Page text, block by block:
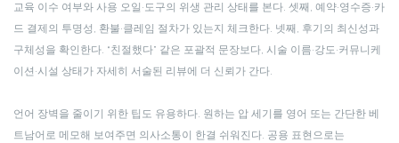
교육 이수 여부와 사용 오일·도구의 위생 관리 상태를 본다. 셋째, 예약·영수증·카
드 결제의 투명성, 환불·클레임 절차가 있는지 체크한다. 넷째, 후기의 최신성과
구체성을 확인한다. “친절했다” 같은 포괄적 문장보다, 시술 이름·강도·커뮤니케
이션·시설 상태가 자세히 서술된 리뷰에 더 신뢰가 간다.
언어 장벽을 줄이기 위한 팁도 유용하다. 원하는 압 세기를 영어 또는 간단한 베
트남어로 메모해 보여주면 의사소통이 한결 쉬워진다. 공용 표현으로는